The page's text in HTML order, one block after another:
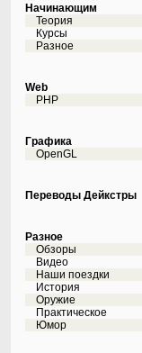
Начинающим
Теория
Курсы
Разное
Web
PHP
Графика
OpenGL
Переводы Дейкстры
Разное
Обзоры
Видео
Наши поездки
История
Оружие
Практическое
Юмор